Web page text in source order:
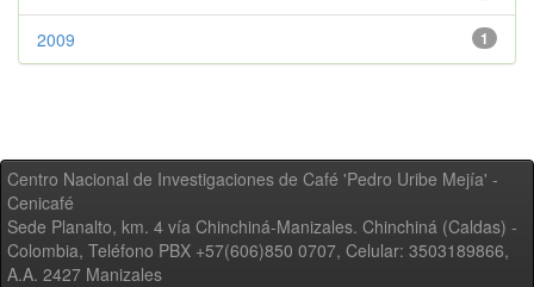
1
2009
Centro Nacional de Investigaciones de Café 'Pedro Uribe Mejía' -
Cenicafé
Sede Planalto, km. 4 vía Chinchiná-Manizales. Chinchiná (Caldas) -
Colombia, Teléfono PBX +57(606)850 0707, Celular: 3503189866,
A.A. 2427 Manizales